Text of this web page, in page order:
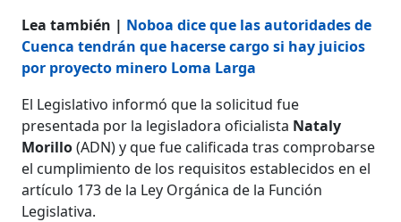
Lea también | Noboa dice que las autoridades de
Cuenca tendrán que hacerse cargo si hay juicios
por proyecto minero Loma Larga
El Legislativo informó que la solicitud fue
presentada por la legisladora oficialista Nataly
Morillo(ADN) y que fue calificada tras comprobarse
el cumplimiento de los requisitos establecidos en el
artículo 173 de la Ley Orgánica de la Función
Legislativa.